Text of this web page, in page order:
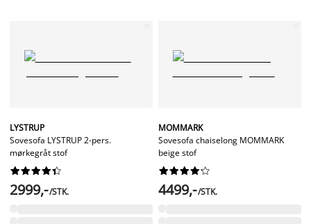
LYSTRUP
Sovesofa LYSTRUP 2-pers.
mørkegråt stof






2999,-/STK.
MOMMARK
Sovesofa chaiselong MOMMARK
beige stof






4499,-/STK.